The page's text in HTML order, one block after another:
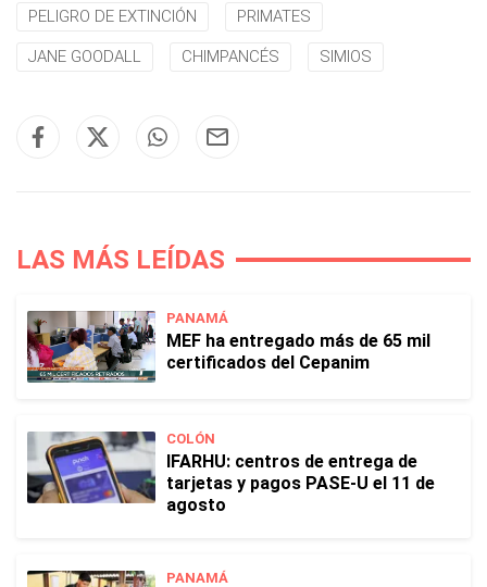
PELIGRO DE EXTINCIÓN PRIMATES
JANE GOODALL CHIMPANCÉS SIMIOS
LAS MÁS LEÍDAS
PANAMÁ
MEF ha entregado más de 65 mil
certificados del Cepanim
COLÓN
IFARHU: centros de entrega de
tarjetas y pagos PASE-U el 11 de
agosto
PANAMÁ